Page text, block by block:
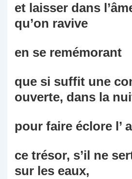
et laisser dans
qu’on ravive
en se remémorant
que si suffit une
ouverte, dans la
pour faire éclore l’
ce trésor, s’il ne
sur les eaux,